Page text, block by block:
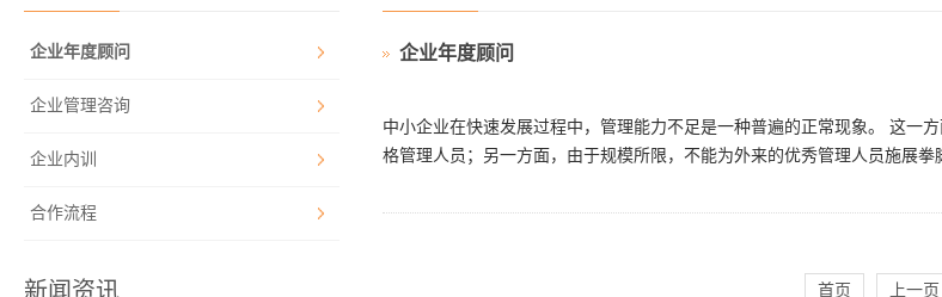
企业年度顾问
企业管理咨询
企业内训
合作流程
新闻资讯
企业年度顾问
中小企业在快速发展过程中，管理能力不足是一种普遍的正常现象。 这一
格管理人员；另一方面，由于规模所限，不能为外来的优秀管理人员施展
首页 上一页